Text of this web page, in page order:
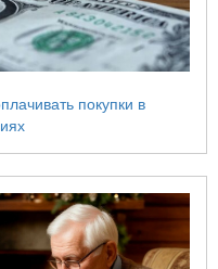
покупки в